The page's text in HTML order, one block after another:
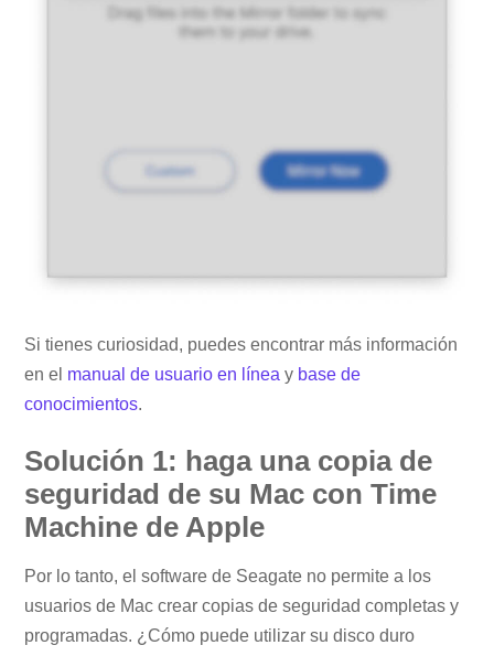
Si tienes curiosidad, puedes encontrar más información
en el manual de usuario en línea y base de
conocimientos.
Solución 1: haga una copia de
seguridad de su Mac con Time
Machine de Apple
Por lo tanto, el software de Seagate no permite a los
usuarios de Mac crear copias de seguridad completas y
programadas. ¿Cómo puede utilizar su disco duro